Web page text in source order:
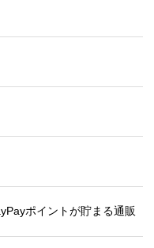
ポイントが貯まる通販